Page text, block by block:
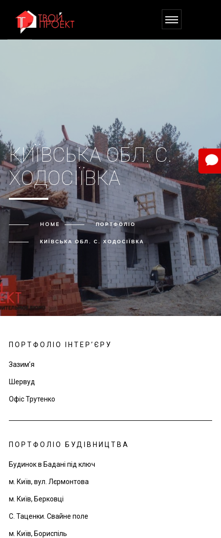
КИЇВСЬКА ОБЛ. С.
ХОДОСІЇВКА
HOME ПОРТФОЛІО
КИЇВСЬКА ОБЛ. С. ХОДОСІЇВКА
ПОРТФОЛІО ІНТЕР’ЄРУ
Зазим’я
Шервуд
Офіс Трутенко
ПОРТФОЛІО БУДІВНИЦТВА
Будинок в Бадані під ключ
м. Київ, вул. Лєрмонтова
м. Київ, Берковці
С. Таценки. Свайне поле
м. Київ, Бориспіль